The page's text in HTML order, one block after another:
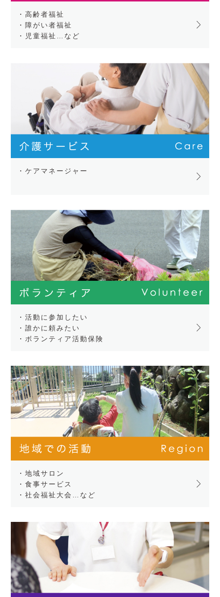
・高齢者福祉
・障がい者福祉
・児童福祉…など
・ケアマネージャー
・活動に参加したい
・誰かに頼みたい
・ボランティア活動保険
・地域サロン
・食事サービス
・社会福祉大会…など